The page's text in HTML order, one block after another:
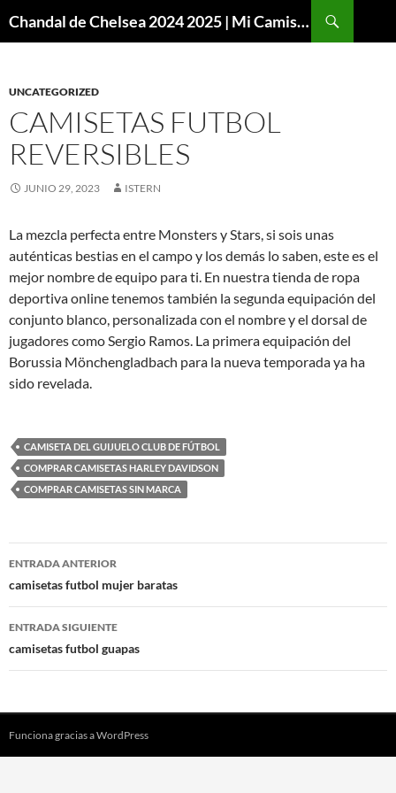
Chandal de Chelsea 2024 2025 | Mi Camiseta Futbol
UNCATEGORIZED
CAMISETAS FUTBOL
REVERSIBLES
JUNIO 29, 2023 ISTERN
La mezcla perfecta entre Monsters y Stars, si sois unas
auténticas bestias en el campo y los demás lo saben, este es el
mejor nombre de equipo para ti. En nuestra tienda de ropa
deportiva online tenemos también la segunda equipación del
conjunto blanco, personalizada con el nombre y el dorsal de
jugadores como Sergio Ramos. La primera equipación del
Borussia Mönchengladbach para la nueva temporada ya ha
sido revelada.
CAMISETA DEL GUIJUELO CLUB DE FÚTBOL
COMPRAR CAMISETAS HARLEY DAVIDSON
COMPRAR CAMISETAS SIN MARCA
Navegación
de
entradas
ENTRADA ANTERIOR
camisetas futbol mujer baratas
ENTRADA SIGUIENTE
camisetas futbol guapas
Funciona gracias a WordPress